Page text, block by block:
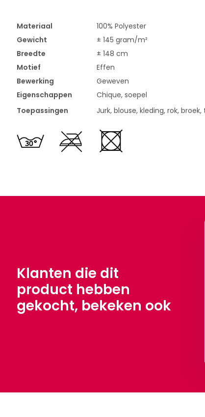
Materiaal
100% Polyester
Gewicht
± 145 gram/m²
Breedte
± 148 cm
Motief
Effen
Bewerking
Geweven
Eigenschappen
Chique, soepel
Toepassingen
Jurk, blouse, kleding, rok,
Klanten die dit
product hebben
gekocht, bekeken ook